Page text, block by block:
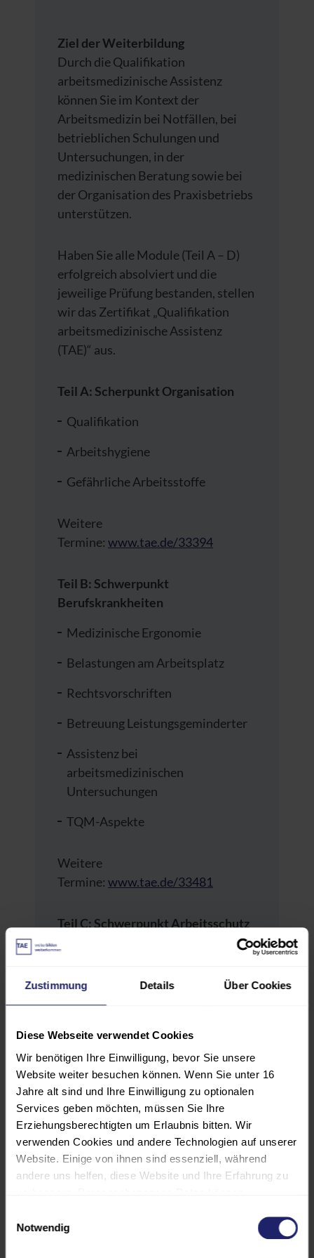
Zustimmung Details Über Cookies
Diese Webseite verwendet Cookies
Wir benötigen Ihre Einwilligung, bevor Sie unsere
Website weiter besuchen können. Wenn Sie unter 16
Jahre alt sind und Ihre Einwilligung zu optionalen
Services geben möchten, müssen Sie Ihre
Erziehungsberechtigten um Erlaubnis bitten. Wir
verwenden Cookies und andere Technologien auf unserer
Website. Einige von ihnen sind essenziell, während
andere uns helfen, diese Website und Ihre Erfahrung zu
personalisierte Anzeigen und Inhalte oder die Messung
von Anzeigen und Inhalten. Weitere Informationen über
Notwendig
Ziel der Weiterbildung
Durch die Qualifikation
arbeitsmedizinische Assistenz
können Sie im Kontext der
Arbeitsmedizin bei Notfällen, bei
betrieblichen Schulungen und
Untersuchungen, in der
medizinischen Beratung sowie bei
der Organisation des Praxisbetriebs
unterstützen.
Haben Sie alle Module (Teil A – D)
erfolgreich absolviert und die
jeweilige Prüfung bestanden, stellen
wir das Zertifikat „Qualifikation
arbeitsmedizinische Assistenz
(TAE)“ aus.
Teil A: Scherpunkt Organisation
Qualifikation
Arbeitshygiene
Gefährliche Arbeitsstoffe
Weitere
Termine: www.tae.de/33394
Teil B: Schwerpunkt
Berufskrankheiten
Medizinische Ergonomie
Belastungen am Arbeitsplatz
Rechtsvorschriften
Betreuung Leistungsgeminderter
Assistenz bei
arbeitsmedizinischen
Untersuchungen
TQM-Aspekte
Weitere
Termine: www.tae.de/33481
Teil C: Schwerpunkt Arbeitsschutz
Der betriebliche Störfall
Grundlagen der Arbeits- und
Betriebspsychologie
Weitere
Termine:www.tae.de/33482
Teil D: Schwerpunkt Angewandte
Arbeitsphysiologie
Betriebshygiene